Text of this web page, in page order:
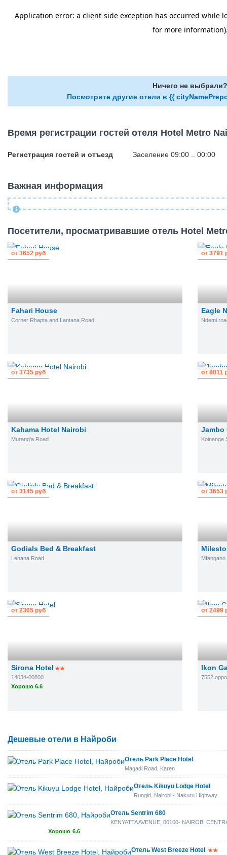
Ничего не выбрали?
Посмотрите другие отели в {{
Время регистрации гостей отеля Hotel Metro
Регистрация гостей и отъезд Заселение 09:00 .. 00:00
Важная информация
Посетители, просматривавшие отель Hotel
Fahari House
Corner Rhapta and Lantana Road
от 3652 руб
Eagle
Ndemi
от 3791
Kahama Hotel Nairobi
Murang'a Road
от 3735 руб
Jambo
Koinange
от 8011
Godials Bed & Breakfast
Lenana Road
от 3145 руб
Mfangano
от 3653
Sirona Hotel
14034-00800
Хорошо 6.6
от 2365 руб
Ikon
7552
от 2499
Дешевые отели в Найроби
Отель Park Place Hotel
Magadi Road, Karen
Отель Kikuyu Lodge Hotel
Rungiri, Nairobi - Nakuru Highway
Отель Sentrim 680
KENYATTA AVENUE, 00100- NAIROBI
Хорошо 6.6
Отель West Breeze Hotel